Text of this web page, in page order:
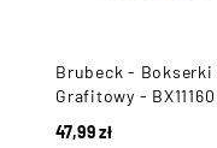
Brubeck - Bokserki
Grafitowy - BX11160
47,99zł